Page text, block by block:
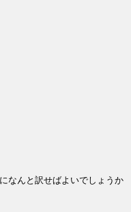
なんと訳せばよいでしょうか